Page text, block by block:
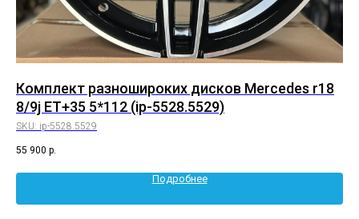
Комплект разношироких дисков Mercedes r18
8/9j ET+35 5*112 (ip-5528.5529)
SKU: ip-5528.5529
55 900 р.
Подробнее